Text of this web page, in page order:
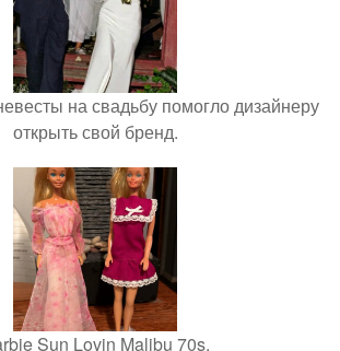
на свадьбу помогло дизайнеру
открыть свой бренд.
Sun Lovin Malibu 70s.